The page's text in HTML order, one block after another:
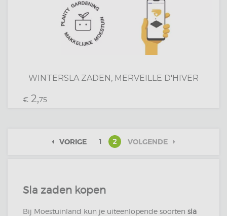
WINTERSLA ZADEN, MERVEILLE D'HIVER
€ 2,75
VORIGE 1 2 VOLGENDE
Sla zaden kopen
Bij Moestuinland kun je uiteenlopende soorten sla